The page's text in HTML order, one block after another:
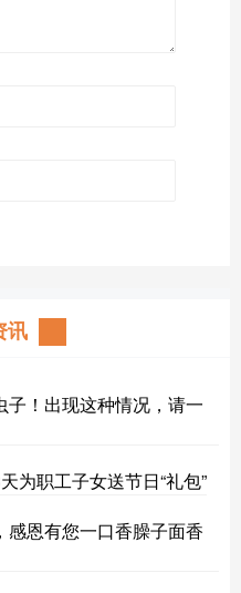
讯
！出现这种情况，请一
为职工子女送节日“礼包”
感恩有您一口香臊子面香